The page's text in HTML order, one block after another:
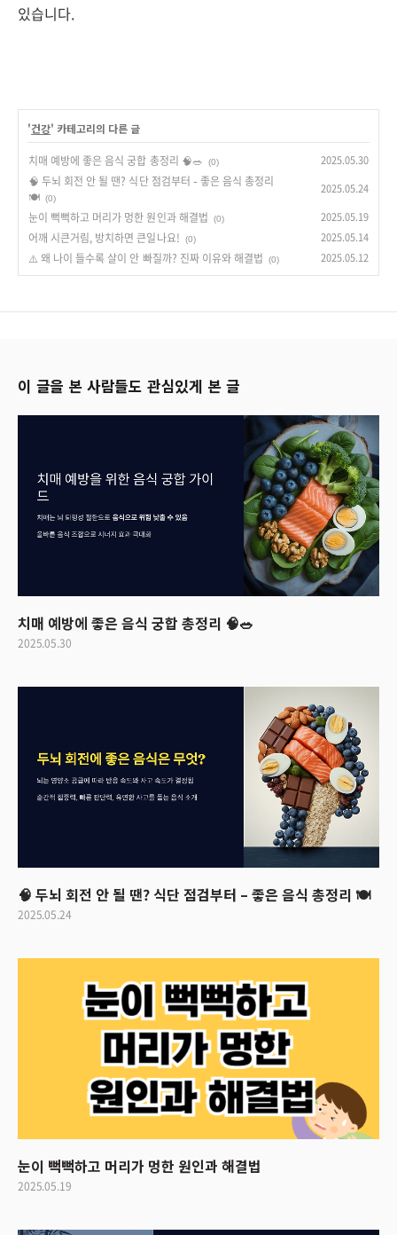
있습니다.
'건강' 카테고리의 다른 글
치매 예방에 좋은 음식 궁합 총정리 🧠🥗 (0) 2025.05.30
🧠 두뇌 회전 안 될 땐? 식단 점검부터 – 좋은 음식 총정리
🍽 (0)
2025.05.24
눈이 뻑뻑하고 머리가 멍한 원인과 해결법 (0) 2025.05.19
어깨 시큰거림, 방치하면 큰일나요! (0) 2025.05.14
⚠️ 왜 나이 들수록 살이 안 빠질까? 진짜 이유와 해결법 (0) 2025.05.12
이 글을 본 사람들도 관심있게 본 글
치매 예방에 좋은 음식 궁합 총정리 🧠🥗
2025.05.30
🧠 두뇌 회전 안 될 땐? 식단 점검부터 – 좋은 음식 총정리 🍽
2025.05.24
눈이 뻑뻑하고 머리가 멍한 원인과 해결법
2025.05.19